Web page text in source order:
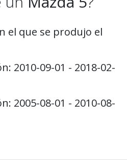
el que se produjo el
2010-09-01 - 2018-02-
2005-08-01 - 2010-08-